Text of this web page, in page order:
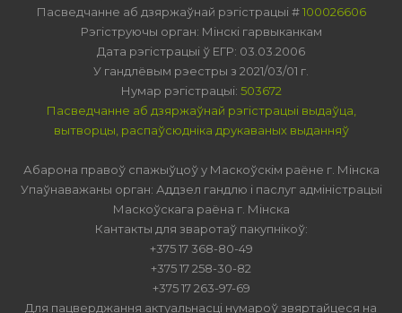
Пасведчанне аб дзяржаўнай рэгістрацыі #100026606
Рэгіструючы орган: Мінскі гарвыканкам
Дата рэгістрацыі ў ЕГР: 03.03.2006
У гандлёвым рэестры з 2021/03/01 г.
Нумар рэгістрацыі: 503672
Пасведчанне аб дзяржаўнай рэгістрацыі выдаўца,
вытворцы, распаўсюдніка друкаваных выданняў
Абарона правоў спажыўцоў у Маскоўскім раёне г. Мінска
Упаўнаважаны орган: Аддзел гандлю і паслуг адміністрацыі
Маскоўскага раёна г. Мінска
Кантакты для зваротаў пакупнікоў:
+375 17 368-80-49
+375 17 258-30-82
+375 17 263-97-69
Для пацверджання актуальнасці нумароў звяртайцеся на